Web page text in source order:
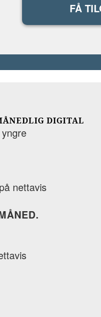
FÅ
DIGITAL
nettavis
FOR FØRSTE MÅNED.